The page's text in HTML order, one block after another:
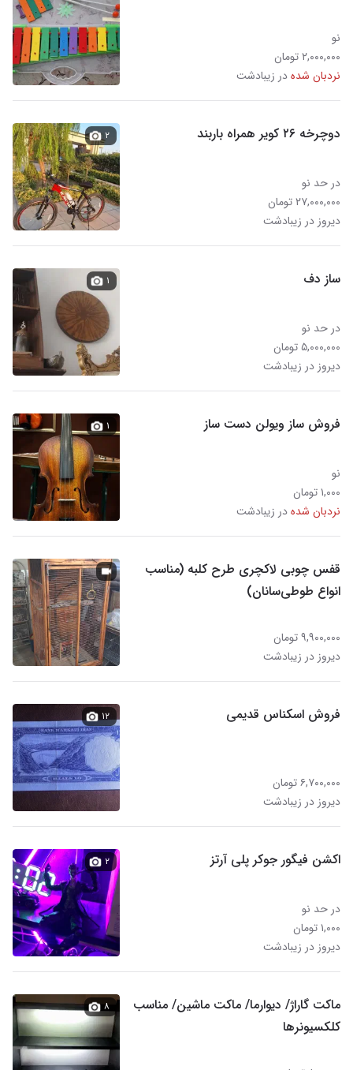
نو
۲,۰۰۰,۰۰۰ تومان
نردبان شدهدر زیبادشت
دوچرخه ۲۶ کویر همراه باربند
در حد نو
۲۷,۰۰۰,۰۰۰ تومان
دیروز در زیبادشت
۲
ساز دف
در حد نو
۵,۰۰۰,۰۰۰ تومان
دیروز در زیبادشت
۱
فروش ساز ویولن دست ساز
نو
۱,۰۰۰ تومان
نردبان شدهدر زیبادشت
۱
قفس چوبی لاکچری طرح کلبه (مناسب
انواع طوطی‌سانان)
۹,۹۰۰,۰۰۰ تومان
دیروز در زیبادشت
فروش اسکناس قدیمی
۶,۷۰۰,۰۰۰ تومان
دیروز در زیبادشت
۱۲
اکشن فیگور جوکر پلی آرتز
در حد نو
۱,۰۰۰ تومان
دیروز در زیبادشت
۲
ماکت گاراژ/ دیوارما/ ماکت ماشین/ مناسب
کلکسیونرها
۸